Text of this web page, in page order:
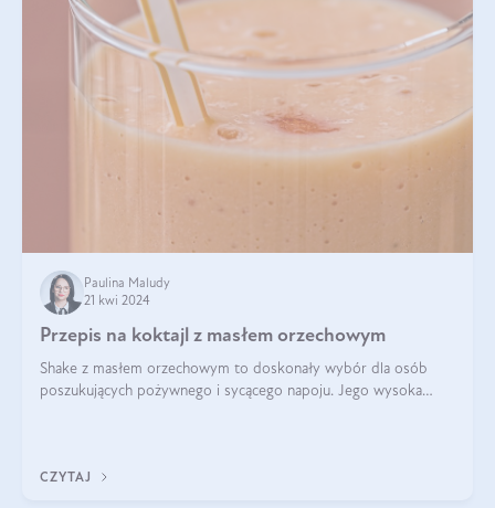
Paulina Maludy
21 kwi 2024
Przepis na koktajl z masłem orzechowym
Shake z masłem orzechowym to doskonały wybór dla osób
poszukujących pożywnego i sycącego napoju. Jego wysoka
CZYTAJ